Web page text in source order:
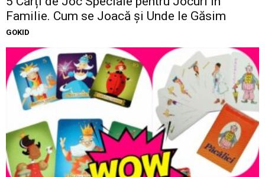
Familie. Cum se Joacă și Unde le Găsim
GOKID